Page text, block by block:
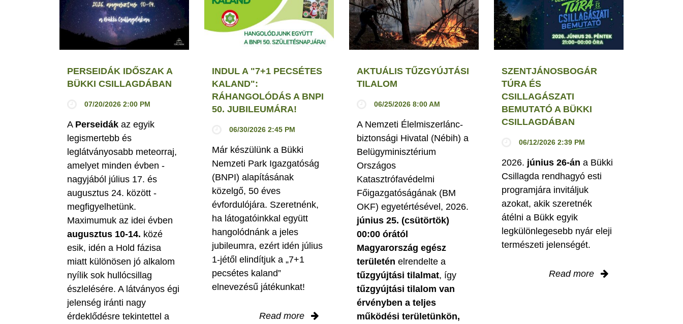
PERSEIDÁK IDŐSZAK A
BÜKKI CSILLAGDÁBAN
07/20/2026 2:00 PM
A Perseidák az egyik
legismertebb és
leglátványosabb meteorraj,
amelyet minden évben -
nagyjából július 17. és
augusztus 24. között -
megfigyelhetünk.
Maximumuk az idei évben
augusztus 10-14. közé
esik, idén a Hold fázisa
miatt különösen jó alkalom
nyílik sok hullócsillag
észlelésére. A látványos égi
jelenség iránti nagy
érdeklődésre tekintettel a
INDUL A "7+1 PECSÉTES
KALAND":
RÁHANGOLÓDÁS A BNPI
50. JUBILEUMÁRA!
06/30/2026 2:45 PM
Már készülünk a Bükki
Nemzeti Park Igazgatóság
(BNPI) alapításának
közelgő, 50 éves
évfordulójára. Szeretnénk,
ha látogatóinkkal együtt
hangolódnánk a jeles
jubileumra, ezért idén július
1-jétől elindítjuk a „7+1
pecsétes kaland”
elnevezésű játékunkat!
Read more
AKTUÁLIS TŰZGYÚJTÁSI
TILALOM
06/25/2026 8:00 AM
A Nemzeti Élelmiszerlánc-
biztonsági Hivatal (Nébih) a
Belügyminisztérium
Országos
Katasztrófavédelmi
Főigazgatóságának (BM
OKF) egyetértésével, 2026.
június 25. (csütörtök)
00:00 órától
Magyarország egész
területén elrendelte a
tűzgyújtási tilalmat, így
tűzgyújtási tilalom van
érvényben a teljes
működési területünkön,
SZENTJÁNOSBOGÁR
TÚRA ÉS
CSILLAGÁSZATI
BEMUTATÓ A BÜKKI
CSILLAGDÁBAN
06/12/2026 2:39 PM
2026. június 26-án a Bükki
Csillagda rendhagyó esti
programjára invitáljuk
azokat, akik szeretnék
átélni a Bükk egyik
legkülönlegesebb nyár eleji
természeti jelenségét.
Read more